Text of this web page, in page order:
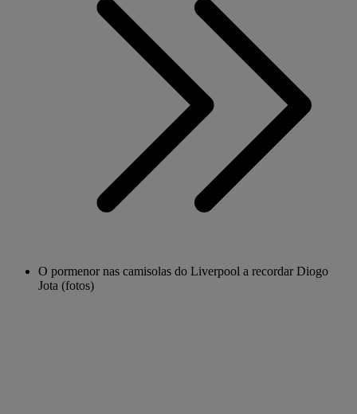
O pormenor nas camisolas do Liverpool a recordar Diogo
Jota (fotos)